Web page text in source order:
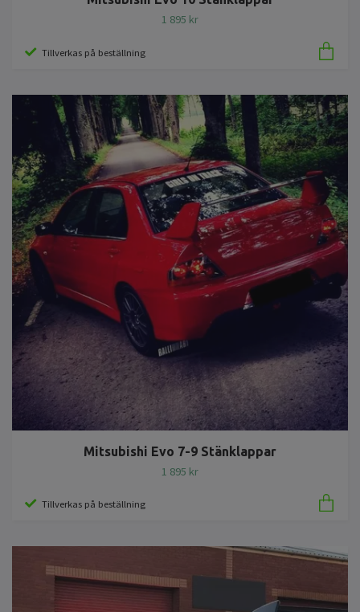
1 895 kr
Tillverkas på beställning
Mitsubishi Evo 7-9 Stänklappar
1 895 kr
Tillverkas på beställning